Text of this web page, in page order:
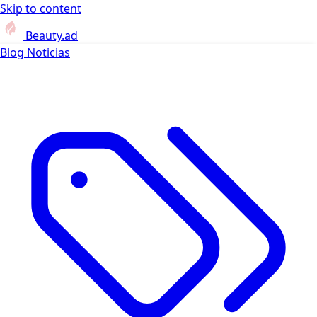
Skip to content
Beauty.ad
Blog Noticias